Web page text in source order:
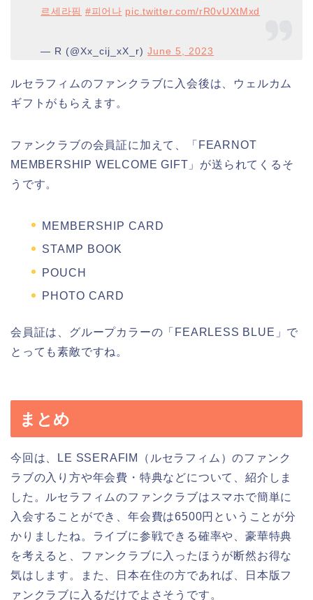
르세라핌 #피어나 pic.twitter.com/rR0vUXtMxd
— R (@Xx_cij_xX_r)June 5, 2023
ルセラフィムのファンクラブに入会後は、ウェルカム
ギフトがもらえます。
ファンクラブの会員証に加えて、「FEARNOT
MEMBERSHIP WELCOME GIFT」が送られてくるそ
うです。
MEMBERSHIP CARD
STAMP BOOK
POUCH
PHOTO CARD
会員証は、グループカラーの「FEARLESS BLUE」で
とっても素敵ですね。
まとめ
今回は、LE SSERAFIM（ルセラフィム）のファンク
ラブの入り方や年会費・特典などについて、紹介しま
した。ルセラフィムのファンクラブはスマホで簡単に
入会することができ、年会費は6500円ということが分
かりましたね。ライブに参戦できる確率や、豪華特典
を考えると、ファンクラブに入ったほうが断然お得な
気はします。また、日本在住の方であれば、日本版フ
ァンクラブに入るだけでよさそうです。